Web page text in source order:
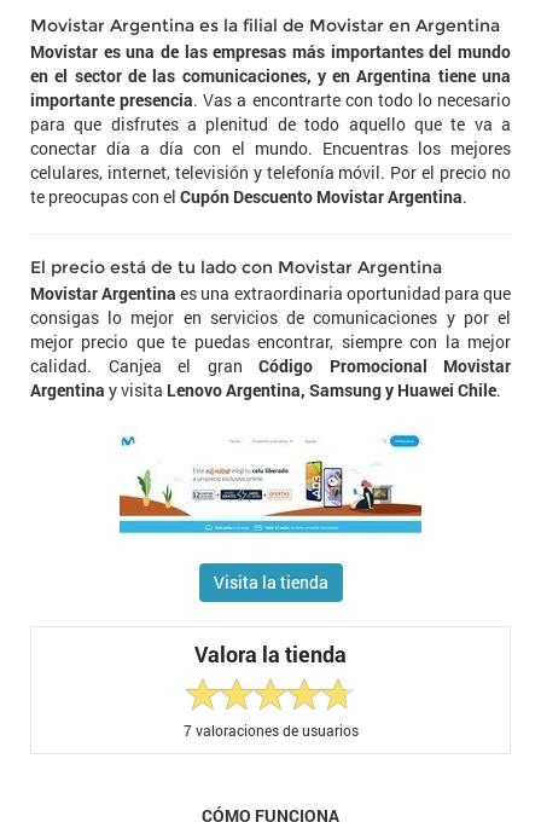
Movistar Argentina es la filial de Movistar en Argentina
Movistar es una de las empresas más importantes del mundo
en el sector de las comunicaciones, y en Argentina tiene una
importante presencia. Vas a encontrarte con todo lo necesario
para que disfrutes a plenitud de todo aquello que te va a
conectar día a día con el mundo. Encuentras los mejores
celulares, internet, televisión y telefonía móvil. Por el precio no
te preocupas con el Cupón Descuento Movistar Argentina.
El precio está de tu lado con Movistar Argentina
Movistar Argentina es una extraordinaria oportunidad para que
consigas lo mejor en servicios de comunicaciones y por el
mejor precio que te puedas encontrar, siempre con la mejor
calidad. Canjea el gran Código Promocional Movistar
Argentina y visita Lenovo Argentina, Samsung y Huawei Chile.
Visita la tienda
Valora la tienda
7valoraciones de usuarios
CÓMO FUNCIONA